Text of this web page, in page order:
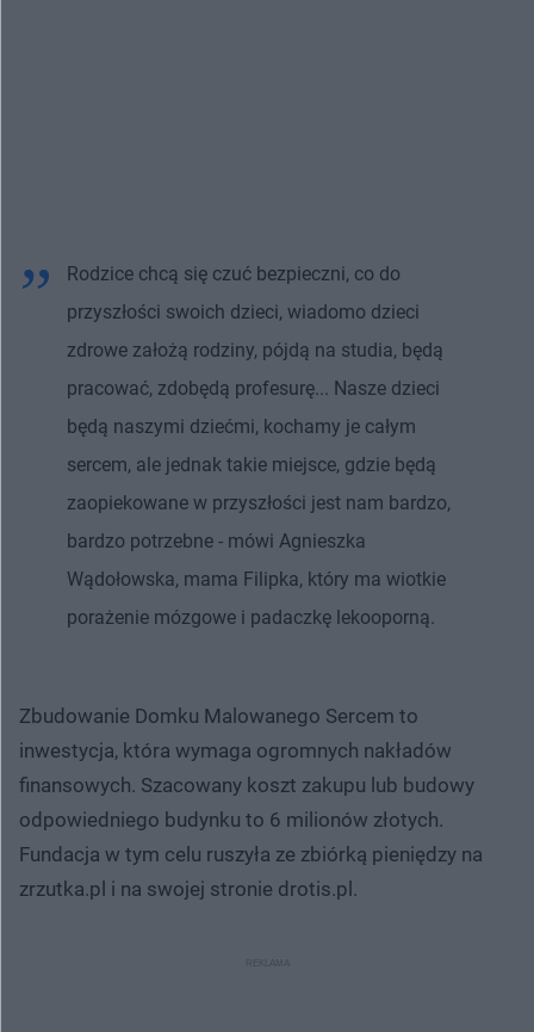
Rodzice chcą się czuć bezpieczni, co do
przyszłości swoich dzieci, wiadomo dzieci
zdrowe założą rodziny, pójdą na studia, będą
pracować, zdobędą profesurę... Nasze dzieci
będą naszymi dziećmi, kochamy je całym
sercem, ale jednak takie miejsce, gdzie będą
zaopiekowane w przyszłości jest nam bardzo,
bardzo potrzebne - mówi Agnieszka
Wądołowska, mama Filipka, który ma wiotkie
porażenie mózgowe i padaczkę lekooporną.
Zbudowanie Domku Malowanego Sercem to
inwestycja, która wymaga ogromnych nakładów
finansowych. Szacowany koszt zakupu lub budowy
odpowiedniego budynku to 6 milionów złotych.
Fundacja w tym celu ruszyła ze zbiórką pieniędzy na
zrzutka.pl i na swojej stronie drotis.pl.